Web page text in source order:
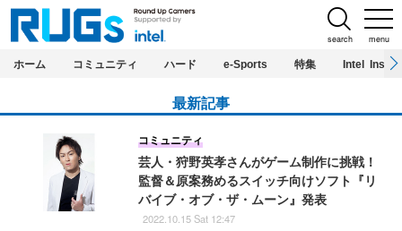
menu
search
ホーム コミュニティ ハード e-Sports 特集 Intel Inside
最新記事
芸人・狩野英孝さんがゲーム制作に挑戦！
監督＆原案務めるスイッチ向けソフト『リ
バイブ・オブ・ザ・ムーン』発表
コミュニティ
2022.10.15 Sat 12:47